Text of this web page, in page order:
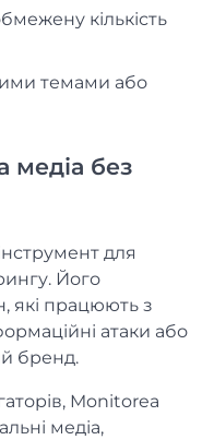
кількість
темами або
медіа без
для
Його
які працюють з
атаки або
бренд.
Monitorea
медіа,